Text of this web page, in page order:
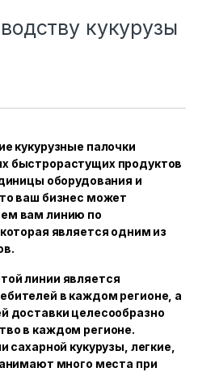
кукурузы
кукурузные палочки
быстрорастущих продуктов
оборудования и
ваш бизнес может
вам линию по
является одним из
линии является
в каждом регионе, а
доставки целесообразно
в каждом регионе.
сахарной кукурузы, легкие,
много места при